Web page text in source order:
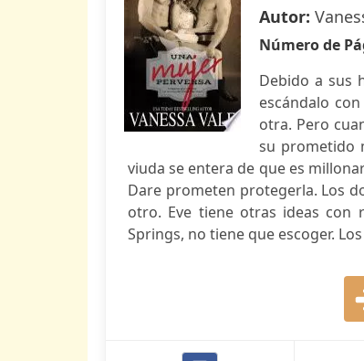
Autor:
Número de
Debido a sus
escándalo
otra. Pero
su prometido
viuda se entera de que es
Dare prometen protegerla. Los
otro. Eve tiene otras ideas con
Springs, no tiene que escoger.